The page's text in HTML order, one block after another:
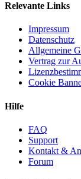
Relevante Links
Impressum
Datenschutz
Allgemeine
Vertrag zur
Cookie
Hilfe
FAQ
Support
Kontakt &
Forum